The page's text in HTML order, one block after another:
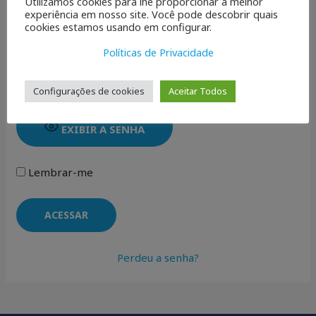
Nome de usuário ou endereço de e-mail
Senha
EXIBIR A SENHA
Lembrar-me
Perdeu a senha?
experiência em nosso site. Você pode descobrir quais
cookies estamos usando em configurar.
Políticas de Privacidade
Configurações de cookies Aceitar Todos